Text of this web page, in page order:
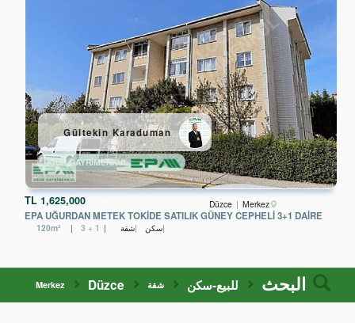
TL1,625,000 Düzce Merkez
EPA UĞURDAN METEK TOKİDE SATILIK GÜNEY CEPHELİ 3+1 DAİRE
سكن شقة 120m² 3 + 1
UĞUR GAYRİMENKUL
Gültekin Karaduman
البحث للبيع-سكن شقة Düzce
Merkez